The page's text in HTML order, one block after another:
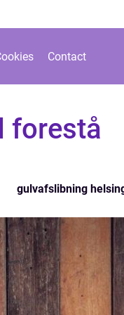
Contact
forestå
gulvafslibning